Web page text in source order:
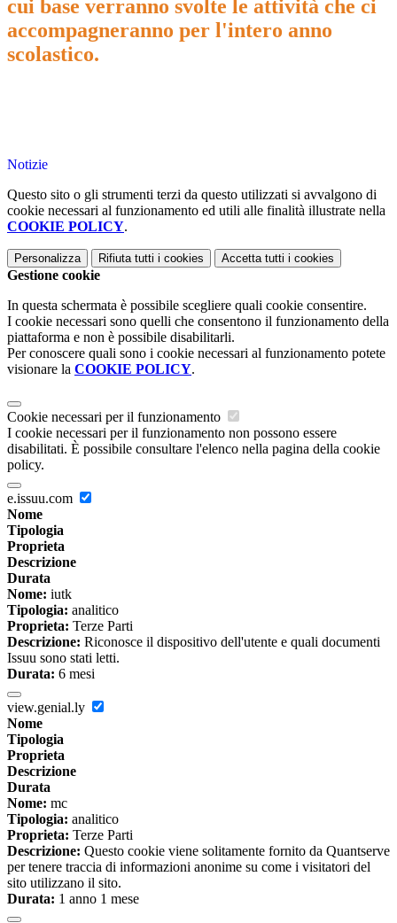
cui base verranno svolte le attività che ci
accompagneranno per l'intero anno
scolastico.
Notizie
Questo sito o gli strumenti terzi da questo utilizzati si avvalgono di
cookie necessari al funzionamento ed utili alle finalità illustrate nella
COOKIE POLICY.
Personalizza Rifiuta tutti i cookies Accetta tutti i cookies
Gestione cookie
In questa schermata è possibile scegliere quali cookie consentire.
I cookie necessari sono quelli che consentono il funzionamento della
piattaforma e non è possibile disabilitarli.
Per conoscere quali sono i cookie necessari al funzionamento potete
visionare la COOKIE POLICY.
Cookie necessari per il funzionamento
I cookie necessari per il funzionamento non possono essere
disabilitati. È possibile consultare l'elenco nella pagina della cookie
policy.
e.issuu.com
Nome
Tipologia
Proprieta
Descrizione
Durata
Nome: iutk
Tipologia: analitico
Proprieta: Terze Parti
Descrizione: Riconosce il dispositivo dell'utente e quali documenti
Issuu sono stati letti.
Durata: 6 mesi
view.genial.ly
Nome
Tipologia
Proprieta
Descrizione
Durata
Nome: mc
Tipologia: analitico
Proprieta: Terze Parti
Descrizione: Questo cookie viene solitamente fornito da Quantserve
per tenere traccia di informazioni anonime su come i visitatori del
sito utilizzano il sito.
Durata: 1 anno 1 mese